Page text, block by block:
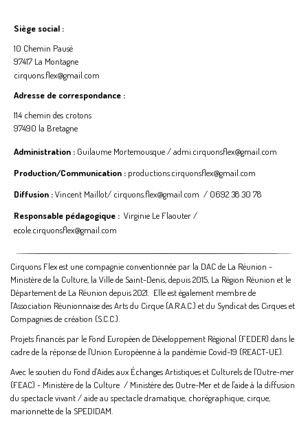
Siège social :
10 Chemin Pausé
97417 La Montagne
cirquons.flex@gmail.com
Adresse de correspondance :
114 chemin des crotons
97490 la Bretagne
Administration : Guilaume Mortemousque / admi.cirquonsflex@gmail.com
Production/Communication : productions.cirquonsflex@gmail.com
Diffusion :Vincent Maillot/ cirquons.flex@gmail.com / 0692 38 30 78
Responsable pédagogique : Virginie Le Flaouter /
ecole.cirquonsflex@gmail.com
Cirquons Flex est une compagnie conventionnée par la DAC de La Réunion -
Ministère de la Culture, la Ville de Saint-Denis, depuis 2015, La Région Réunion et le
Département de La Réunion depuis 2021. Elle est également membre de
l'Association Réunionnaise des Arts du Cirque (A.R.A.C.) et du Syndicat des Cirques et
Compagnies de création (S.C.C.).
Projets financés par le Fond Européen de Développement Régional (FEDER) dans le
cadre de la réponse de l'Union Européenne à la pandémie Covid-19 (REACT-UE).
Avec le soutien du Fond d'Aides aux Échanges Artistiques et Culturels de l'Outre-mer
(FEAC) - Ministère de la Culture / Ministère des Outre-Mer et de l'aide à la diffusion
du spectacle vivant / aide au spectacle dramatique, chorégraphique, cirque,
marionnette de la SPEDIDAM.